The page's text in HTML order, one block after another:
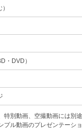
・DVD）
別動画、空撮動画には別
ル動画のプレゼンテーシ